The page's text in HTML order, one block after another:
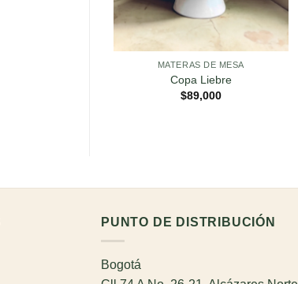
MATERAS DE MESA
Copa Liebre
$89,000
PUNTO DE DISTRIBUCIÓN
Bogotá